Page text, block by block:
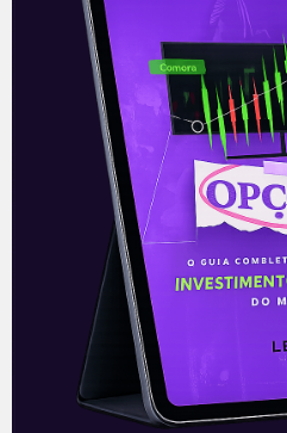
28/09/2021
Leilões